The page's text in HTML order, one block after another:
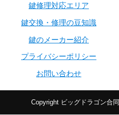
鍵修理対応エリア
鍵交換・修理の豆知識
鍵のメーカー紹介
プライバシーポリシー
お問い合わせ
Copyright ビッグドラゴン合